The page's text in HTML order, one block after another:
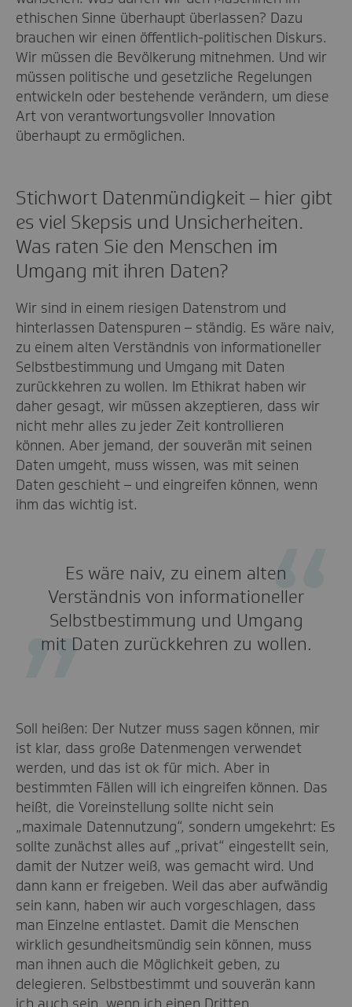
ethischen Sinne überhaupt überlassen? Dazu
brauchen wir einen öffentlich-politischen Diskurs.
Wir müssen die Bevölkerung mitnehmen. Und wir
müssen politische und gesetzliche Regelungen
entwickeln oder bestehende verändern, um diese
Art von verantwortungsvoller Innovation
überhaupt zu ermöglichen.
Stichwort Datenmündigkeit – hier gibt
es viel Skepsis und Unsicherheiten.
Was raten Sie den Menschen im
Umgang mit ihren Daten?
Wir sind in einem riesigen Datenstrom und
hinterlassen Datenspuren – ständig. Es wäre naiv,
zu einem alten Verständnis von informationeller
Selbstbestimmung und Umgang mit Daten
zurückkehren zu wollen. Im Ethikrat haben wir
daher gesagt, wir müssen akzeptieren, dass wir
nicht mehr alles zu jeder Zeit kontrollieren
können. Aber jemand, der souverän mit seinen
Daten umgeht, muss wissen, was mit seinen
Daten geschieht – und eingreifen können, wenn
ihm das wichtig ist.
Es wäre naiv, zu einem alten
Verständnis von informationeller
Selbstbestimmung und Umgang
mit Daten zurückkehren zu wollen.
Soll heißen: Der Nutzer muss sagen können, mir
ist klar, dass große Datenmengen verwendet
werden, und das ist ok für mich. Aber in
bestimmten Fällen will ich eingreifen können. Das
heißt, die Voreinstellung sollte nicht sein
„maximale Datennutzung“, sondern umgekehrt: Es
sollte zunächst alles auf „privat“ eingestellt sein,
damit der Nutzer weiß, was gemacht wird. Und
dann kann er freigeben. Weil das aber aufwändig
sein kann, haben wir auch vorgeschlagen, dass
man Einzelne entlastet. Damit die Menschen
wirklich gesundheitsmündig sein können, muss
man ihnen auch die Möglichkeit geben, zu
delegieren. Selbstbestimmt und souverän kann